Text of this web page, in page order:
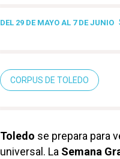
DEL 29 DE MAYO AL 7 DE JUNIO
CORPUS DE TOLEDO
Toledo se prepara para
universal . La Semana